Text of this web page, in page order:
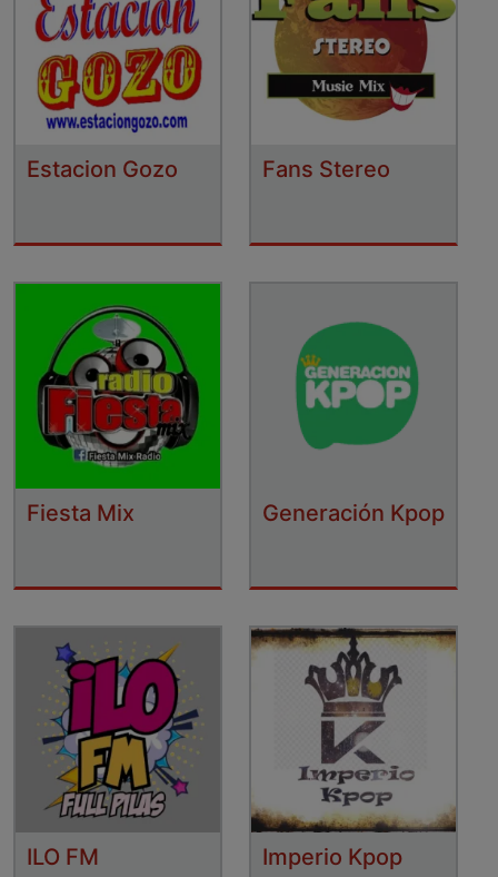
Estacion Gozo Fans Stereo
Fiesta Mix Generación Kpop
ILO FM Imperio Kpop